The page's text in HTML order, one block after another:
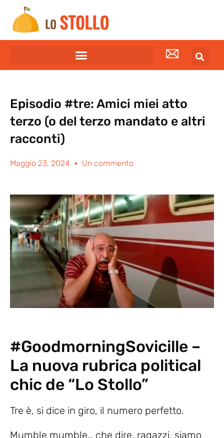
Episodio #tre: Amici miei atto
terzo (o del terzo mandato e altri
racconti)
Maggio 23, 2024 Un commento
#GoodmorningSovicille –
La nuova rubrica political
chic de “Lo Stollo”
Tre è, si dice in giro, il numero perfetto.
Mumble mumble… che dire, ragazzi, siamo